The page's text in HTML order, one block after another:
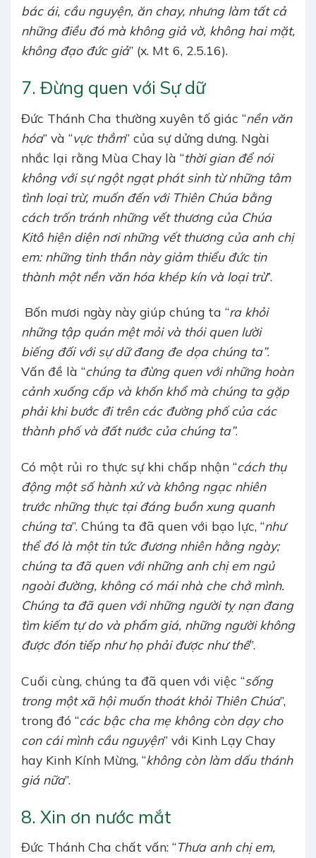
bác ái, cầu nguyện, ăn chay, nhưng làm tất cả
những điều đó mà không giả vờ, không hai mặt,
không đạo đức giả” (x. Mt 6, 2.5.16).
7. Đừng quen với Sự dữ
Đức Thánh Cha thường xuyên tố giác “nền văn
hóa” và “vực thẳm” của sự dửng dưng. Ngài
nhắc lại rằng Mùa Chay là “thời gian để nói
không với sự ngột ngạt phát sinh từ những tâm
tình loại trừ, muốn đến với Thiên Chúa bằng
cách trốn tránh những vết thương của Chúa
Kitô hiện diện nơi những vết thương của anh chị
em: những tinh thần này giảm thiểu đức tin
thành một nền văn hóa khép kín và loại trừ”.
Bốn mươi ngày này giúp chúng ta “ra khỏi
những tập quán mệt mỏi và thói quen lười
biếng đối với sự dữ đang đe dọa chúng ta”.
Vấn đề là “chúng ta đừng quen với những hoàn
cảnh xuống cấp và khốn khổ mà chúng ta gặp
phải khi bước đi trên các đường phố của các
thành phố và đất nước của chúng ta”.
Có một rủi ro thực sự khi chấp nhận “cách thụ
động một số hành xử và không ngạc nhiên
trước những thực tại đáng buồn xung quanh
chúng ta”. Chúng ta đã quen với bạo lực, “như
thể đó là một tin tức đương nhiên hằng ngày;
chúng ta đã quen với những anh chị em ngủ
ngoài đường, không có mái nhà che chở mình.
Chúng ta đã quen với những người tỵ nạn đang
tìm kiếm tự do và phẩm giá, những người không
được đón tiếp như họ phải được như thế”.
Cuối cùng, chúng ta đã quen với việc “sống
trong một xã hội muốn thoát khỏi Thiên Chúa”,
trong đó “các bậc cha mẹ không còn dạy cho
con cái mình cầu nguyện” với Kinh Lạy Chay
hay Kinh Kính Mừng, “không còn làm dấu thánh
giá nữa”.
8. Xin ơn nước mắt
Đức Thánh Cha chất vấn: “Thưa anh chị em,